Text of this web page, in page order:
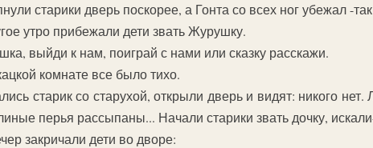
старики дверь поскорее, а Гонта со всех ног убежал -
утро прибежали дети звать Журушку.
выйди к нам, поиграй с нами или сказку расскажи.
комнате все было тихо.
старик со старухой, открыли дверь и видят: никого
перья рассыпаны... Начали старики звать дочку,
закричали дети во дворе: